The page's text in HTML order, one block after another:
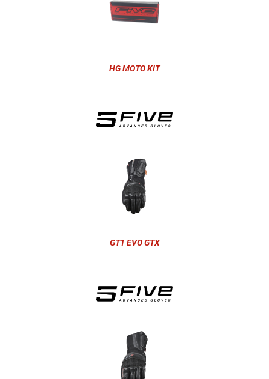
HG MOTO KIT
GT1 EVO GTX